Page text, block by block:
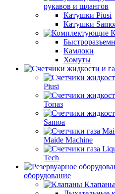
рукавов и шлангов
Катушки Piusi
Катушки
Камлоки
Хомуты
Piusi
Топаз
Samoa
Maide Machine
Tech
оборудование
Клапаны